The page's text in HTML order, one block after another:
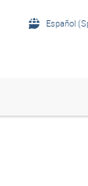
Español